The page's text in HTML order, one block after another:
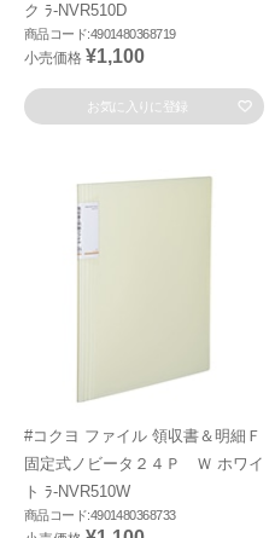
ク ﾗ-NVR510D
商品コード:4901480368719
小売価格 ¥1,100
お気に入りに登録
#コクヨ ファイル 領収書＆明細Ｆ
固定式ノビータ２４Ｐ Ｗ ホワイ
ト ﾗ-NVR510W
商品コード:4901480368733